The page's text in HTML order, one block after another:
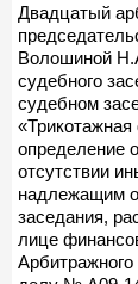
Двадцатый
Волошиной
судебного
судебном
определение
отсутствии
надлежащим
заседания,
лице